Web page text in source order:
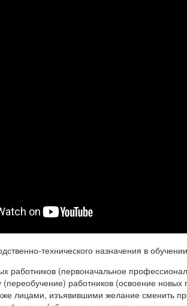
технического назначения в
работников (первоначальное
(переобучение) работников (освоение
лицами, изъявившими желание сменить